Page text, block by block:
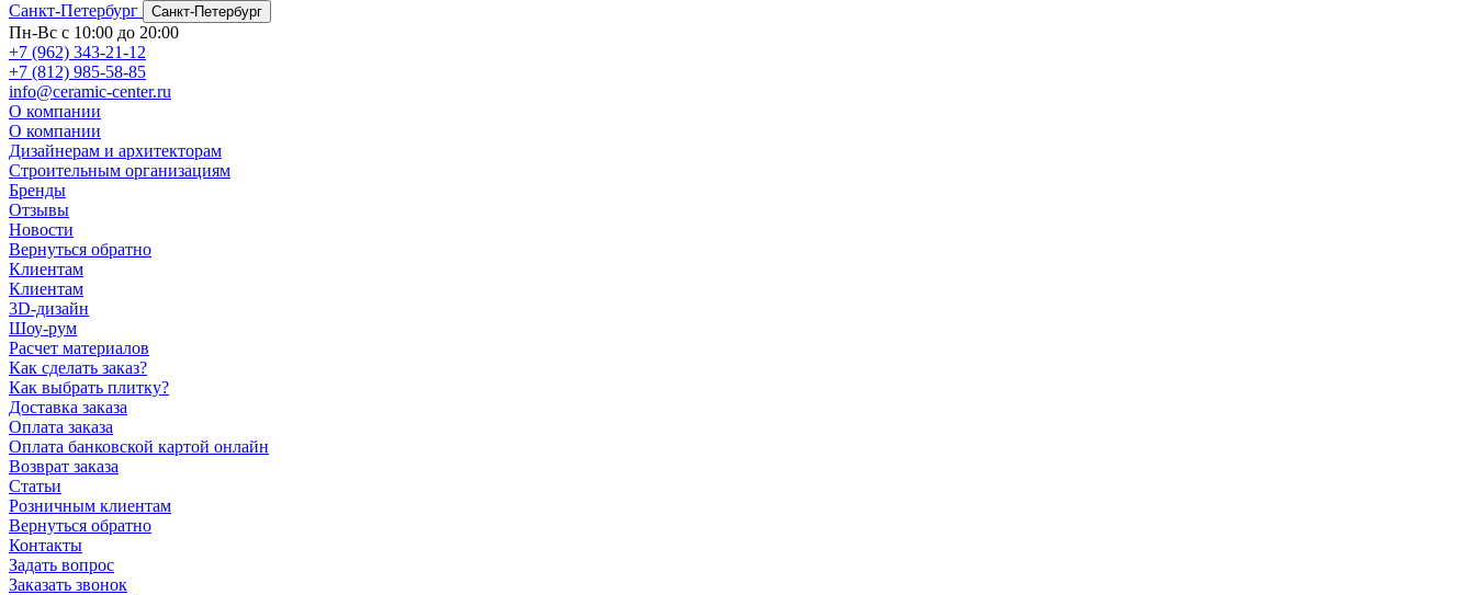
Санкт-Петербург
Санкт-Петербург
Пн-Вс с 10:00 до 20:00
+7 (962) 343-21-12
+7 (812) 985-58-85
info@ceramic-center.ru
О компании
О компании
Дизайнерам и архитекторам
Строительным организациям
Бренды
Отзывы
Новости
Вернуться обратно
Клиентам
Клиентам
3D-дизайн
Шоу-рум
Расчет материалов
Как сделать заказ?
Как выбрать плитку?
Доставка заказа
Оплата заказа
Оплата банковской картой онлайн
Возврат заказа
Статьи
Розничным клиентам
Вернуться обратно
Контакты
Задать вопрос
Заказать звонок